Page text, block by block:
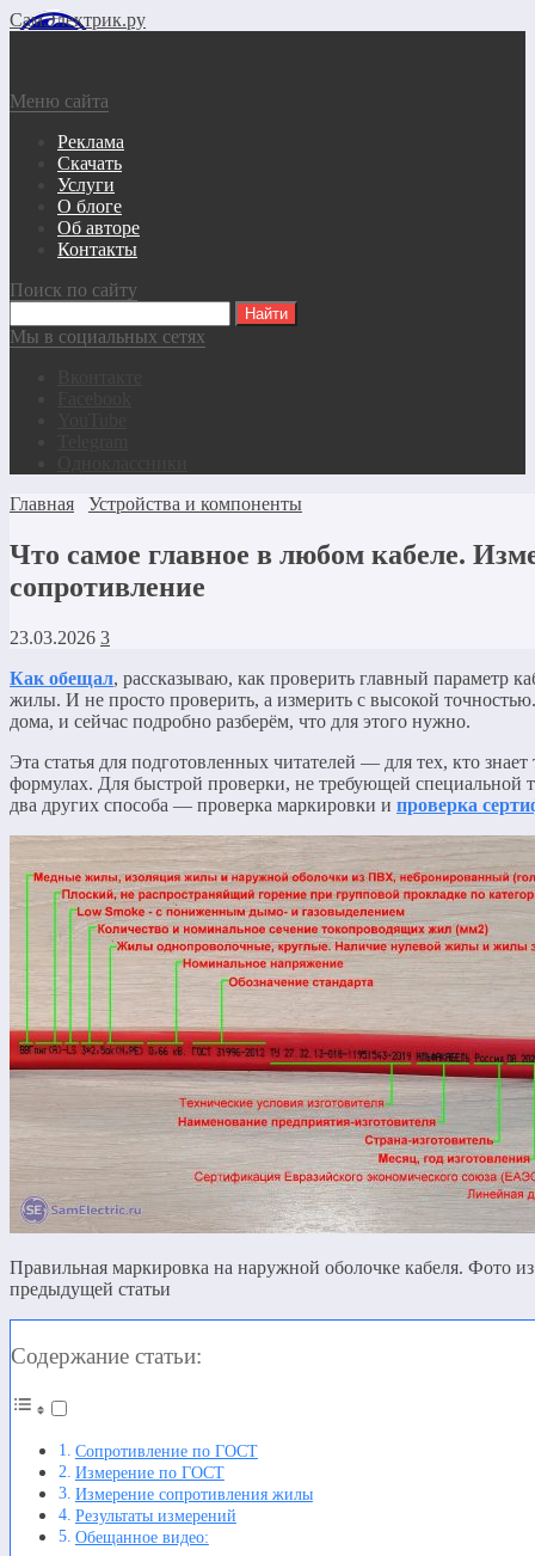
СамЭлектрик.ру
Меню сайта
Реклама
Скачать
Услуги
О блоге
Об авторе
Контакты
Поиск по сайту
Мы в социальных сетях
Главная
Устройства и компоненты
Что самое главное в любом кабеле.
сопротивление
23.03.2026 3
Как обещал, рассказываю, как проверить главный параметр
жилы. И не просто проверить, а измерить с высокой
дома, и сейчас подробно разберём, что для этого нужно.
Эта статья для подготовленных читателей — для тех, кто
формулах. Для быстрой проверки, не требующей специальной
два других способа — проверка маркировки и проверка
Правильная маркировка на наружной оболочке кабеля. Фото из
предыдущей статьи
Содержание статьи:
Сопротивление по ГОСТ
Измерение по ГОСТ
Измерение сопротивления жилы
Результаты измерений
Обещанное видео: